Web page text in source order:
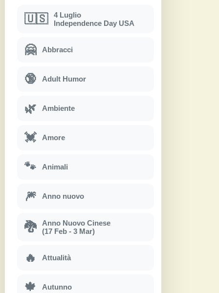
🇺🇸
4 Luglio
Independence Day USA
🤗 Abbracci
🔞 Adult Humor
🌿 Ambiente
💓 Amore
🐾 Animali
🎆 Anno nuovo
🐉
Anno Nuovo Cinese
(17 Feb - 3 Mar)
🔥 Attualità
🍁 Autunno